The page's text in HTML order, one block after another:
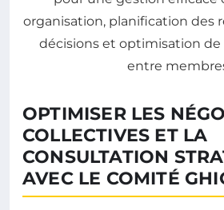
OPTIMISER LES
COLLECTIVES ET LA
CONSULTATION
AVEC LE COMITÉ